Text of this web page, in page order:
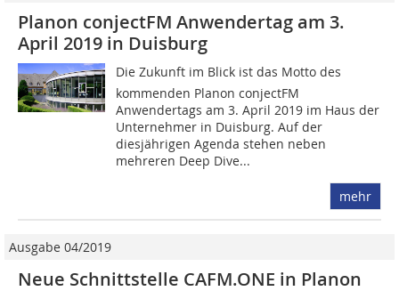
Planon conjectFM Anwendertag am 3.
April 2019 in Duisburg
Die Zukunft im Blick ist das Motto des
kommenden Planon conjectFM
Anwendertags am 3. April 2019 im Haus der
Unternehmer in Duisburg. Auf der
diesjährigen Agenda stehen neben
mehreren Deep Dive...
mehr
Ausgabe 04/2019
Neue Schnittstelle CAFM.ONE in Planon